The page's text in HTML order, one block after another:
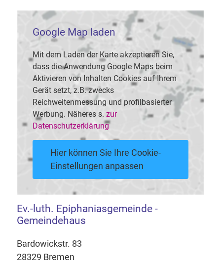
Google Map laden
Mit dem Laden der Karte akzeptieren Sie,
dass die Anwendung Google Maps beim
Aktivieren von Inhalten Cookies auf Ihrem
Gerät setzt, z.B. zwecks
Reichweitenmessung und profilbasierter
Werbung. Näheres s. zur
Datenschutzerklärung
Hier können Sie Ihre Cookie-
Einstellungen anpassen
Ev.-luth. Epiphaniasgemeinde -
Gemeindehaus
Bardowickstr. 83
28329 Bremen